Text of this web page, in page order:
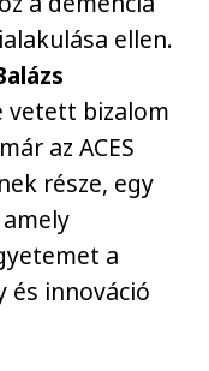
ellen.
vetett bizalom
az ACES
része, egy
a
és innováció